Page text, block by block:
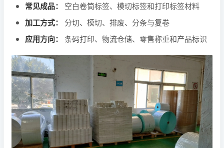
常见成品： 空白卷筒标签、模切标签和打印标签材料
加工方式： 分切、模切、排废、分条与复卷
应用方向： 条码打印、物流仓储、零售称重和产品标识